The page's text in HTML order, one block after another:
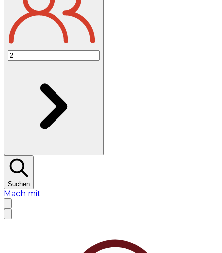
Suchen
Mach mit